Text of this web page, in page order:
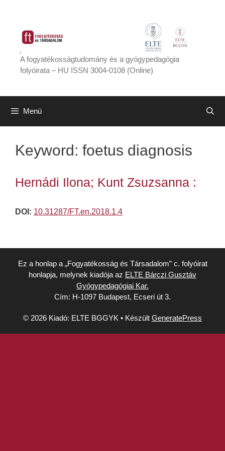
tartalomba
A fogyatékosságtudomány és a gyógypedagógia
folyóirata – HU ISSN 3004-0108 (Online)
Menü
Keyword: foetus diagnosis
Hernádi Ilona; Kunt Zsuzsanna :
DOI: 10.31287/FT.en.2018.1.4
Ez a honlap a „Fogyatékosság és Társadalom” c. folyóirat
honlapja, melynek kiadója az ELTE Bárczi Gusztáv
Gyógypedagógiai Kar.
Cím: H-1097 Budapest, Ecseri út 3.
© 2026 Kiadó: ELTE BGGYK • Készült GeneratePress